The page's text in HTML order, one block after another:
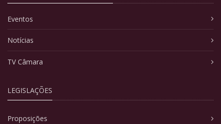
Eventos
Notícias
TV Câmara
LEGISLAÇÕES
Proposições